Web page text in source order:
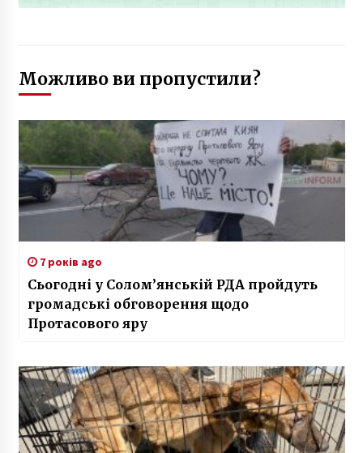
Можливо ви пропустили?
7 років ago
Сьогодні у Солом’янській РДА пройдуть
громадські обговорення щодо
Протасового яру